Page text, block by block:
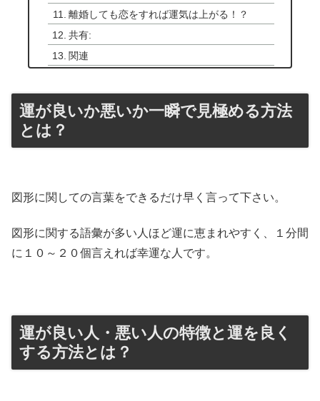
離婚しても恋をすれば運気は上がる！？
共有:
関連
運が良いか悪いか一瞬で見極める方法
とは？
図形に関しての言葉をできるだけ早く言って下さい。
図形に関する語彙が多い人ほど運に恵まれやすく、１分間
に１０～２０個言えれば幸運な人です。
運が良い人・悪い人の特徴と運を良く
する方法とは？